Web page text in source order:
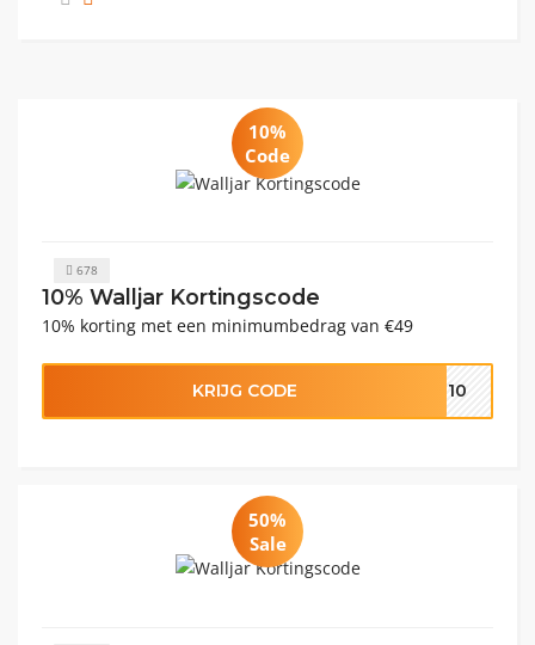
10%
Code
678
10% Walljar Kortingscode
10% korting met een minimumbedrag van €49
KRIJG CODE AR10
50%
Sale